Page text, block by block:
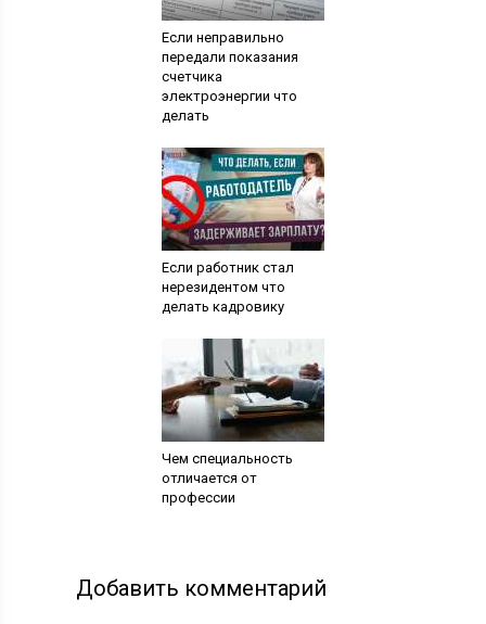
Если неправильно
передали показания
счетчика
электроэнергии что
делать
Если работник стал
нерезидентом что
делать кадровику
Чем специальность
отличается от
профессии
Добавить комментарий